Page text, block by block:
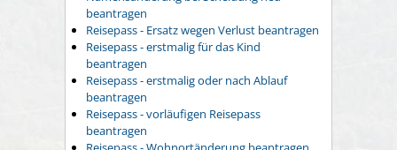
beantragen
Reisepass - Ersatz wegen Verlust beantragen
Reisepass - erstmalig für das Kind
beantragen
Reisepass - erstmalig oder nach Ablauf
beantragen
Reisepass - vorläufigen Reisepass
beantragen